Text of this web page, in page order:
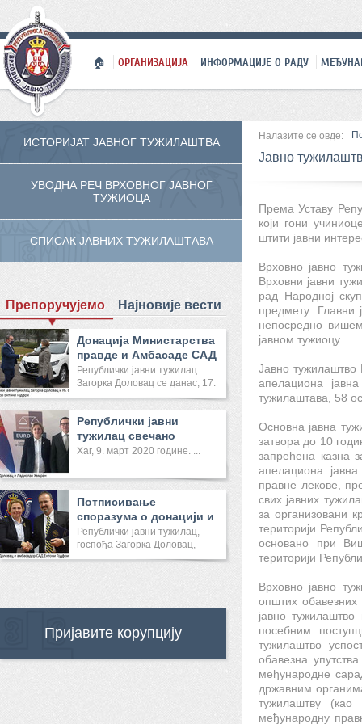
🏠 ОРГАНИЗАЦИЈА ИНФОРМАЦИЈЕ О РАДУ
Налазите се овде:
Јавно
Према Уставу
који гони
штити јавни
Врховно јавно
Врховни јавни
рад Народној
предмету. Главни
непосредно
јавном тужиоцу.
Јавно тужилаштво
апелациона
тужилаштава, 58
Основна јавна
затвора до 10
запрећена казна
апелациона
правне лекове,
свих јавних
за организовани
територији
основано при
територији
Врховно јавно
општих обавезних
јавно
посебним
тужилаштво
обавезна
међународне
државним
тужилаштву
међународну
ИСТОРИЈАТ ЈАВНОГ ТУЖИЛАШТВА
УВОДНА РЕЧ ВРХОВНОГ ЈАВНОГ
ТУЖИОЦА
СПИСАК ЈАВНИХ ТУЖИЛАШТАВА
Препоручујемо Најновије вести
Донација Министарства
правде и Амбасаде САД
Реп...
Републички јавни тужилац
Загорка Доловац се данас, 17.
...
Републички јавни
тужилац свечано
отворила Канце...
Хаг, 9. март 2020 године. ...
Потписивање
споразума о донацији и
састанак са ...
Републички јавни тужилац,
госпођа Загорка Доловац,
саст...
Пријавите корупцију